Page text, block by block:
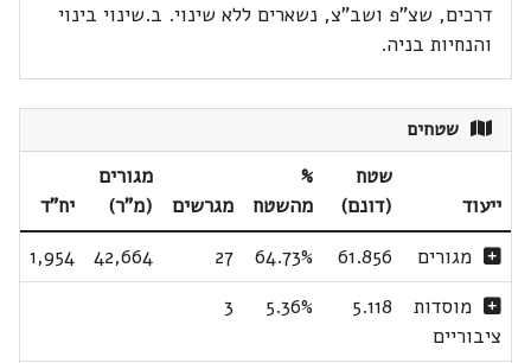
דרכים, שצ"פ ושב"צ, נשארים ללא שינוי. ב.שינוי בינוי
והנחיות בניה.
שטחים
ייעוד
שטח
(דונם)
%
מהשטח
מגרשים
מגורים
(מ"ר)
יח"ד
מגורים
61.856
64.73%
27
42,664
1,954
מוסדות
ציבוריים
5.118
5.36%
3